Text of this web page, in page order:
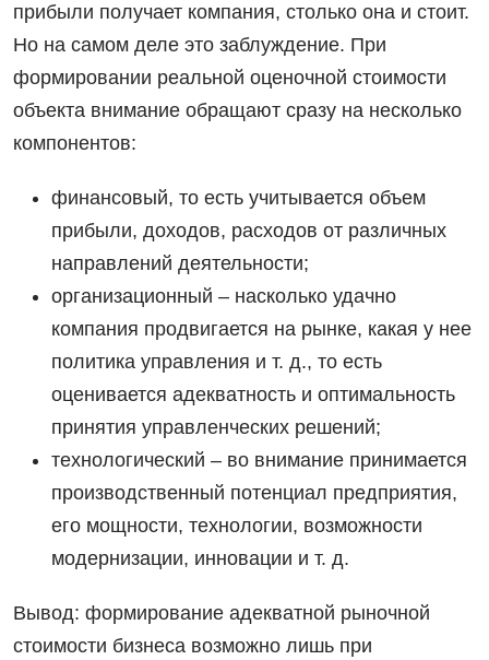
прибыли получает компания, столько она и стоит.
Но на самом деле это заблуждение. При
формировании реальной оценочной стоимости
объекта внимание обращают сразу на несколько
компонентов:
финансовый, то есть учитывается объем
прибыли, доходов, расходов от различных
направлений деятельности;
организационный ‒ насколько удачно
компания продвигается на рынке, какая у нее
политика управления и т. д., то есть
оценивается адекватность и оптимальность
принятия управленческих решений;
технологический – во внимание принимается
производственный потенциал предприятия,
его мощности, технологии, возможности
модернизации, инновации и т. д.
Вывод: формирование адекватной рыночной
стоимости бизнеса возможно лишь при